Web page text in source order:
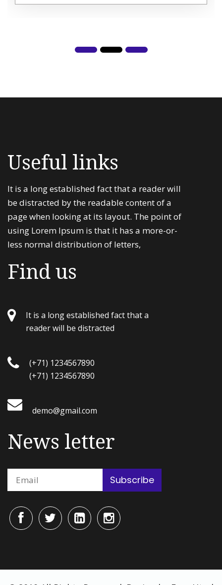
Useful links
It is a long established fact that a reader will
be distracted by the readable content of a
page when looking at its layout. The point of
using Lorem Ipsum is that it has a more-or-
less normal distribution of letters,
Find us
It is a long established fact that a
reader will be distracted
(+71) 1234567890
(+71) 1234567890
demo@gmail.com
News letter
Subscribe